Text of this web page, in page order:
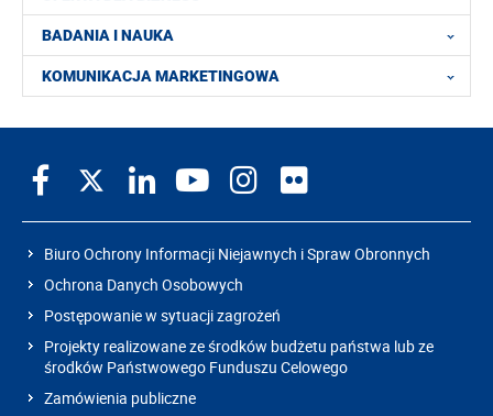
BADANIA I NAUKA
KOMUNIKACJA MARKETINGOWA
Biuro Ochrony Informacji Niejawnych i Spraw Obronnych
Ochrona Danych Osobowych
Postępowanie w sytuacji zagrożeń
Projekty realizowane ze środków budżetu państwa lub ze
środków Państwowego Funduszu Celowego
Zamówienia publiczne